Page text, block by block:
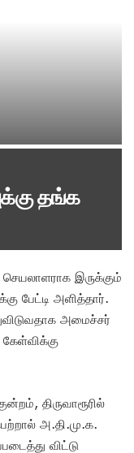
தங்க
இருக்கும்
பேட்டி அளித்தார்.
அமைச்சர்
கேள்விக்கு
திருவாரூரில்
அ.தி.மு.க.
விட்டு